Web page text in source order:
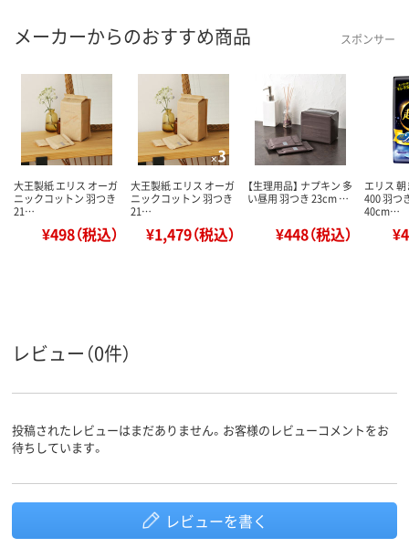
メーカーからのおすすめ商品 スポンサー
大王製紙 エリス オーガ
ニックコットン 羽つき
21…
¥498（税込）
大王製紙 エリス オーガ
ニックコットン 羽つき
21…
¥1,479（税込）
【生理用品】 ナプキン 多
い昼用 羽つき 23cm …
¥448（税込）
エリス
400 羽つ
40cm…
レビュー（0件）
投稿されたレビューはまだありません。お客様のレビューコメントをお
待ちしています。
レビューを書く